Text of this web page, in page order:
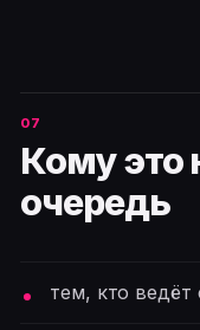
Кому это
очередь
тем, кто ведёт